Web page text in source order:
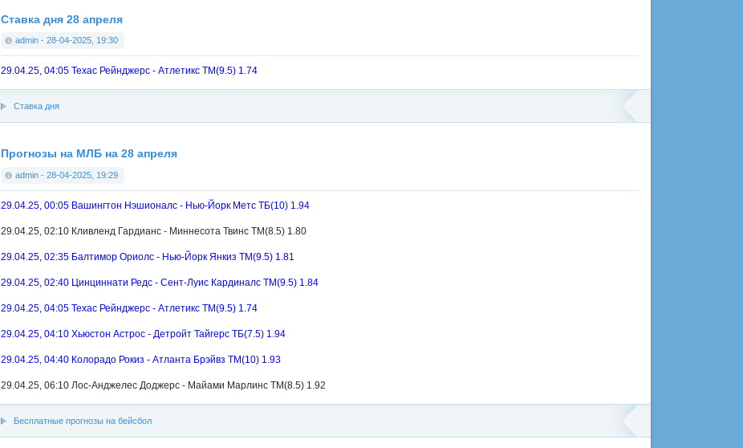
Ставка дня 28 апреля
admin - 28-04-2025, 19:30
29.04.25, 04:05 Техас Рейнджерс - Атлетикс ТМ(9.5) 1.74
Ставка дня
Прогнозы на МЛБ на 28 апреля
admin - 28-04-2025, 19:29
29.04.25, 00:05 Вашингтон Нэшионалс - Нью-Йорк Метс ТБ(10) 1.94
29.04.25, 02:10 Кливленд Гардианс - Миннесота Твинс ТМ(8.5) 1.80
29.04.25, 02:35 Балтимор Ориолс - Нью-Йорк Янкиз ТМ(9.5) 1.81
29.04.25, 02:40 Цинциннати Редс - Сент-Луис Кардиналс ТМ(9.5) 1.84
29.04.25, 04:05 Техас Рейнджерс - Атлетикс ТМ(9.5) 1.74
29.04.25, 04:10 Хьюстон Астрос - Детройт Тайгерс ТБ(7.5) 1.94
29.04.25, 04:40 Колорадо Рокиз - Атланта Брэйвз ТМ(10) 1.93
29.04.25, 06:10 Лос-Анджелес Доджерс - Майами Марлинс ТМ(8.5) 1.92
Бесплатные прогнозы на бейсбол